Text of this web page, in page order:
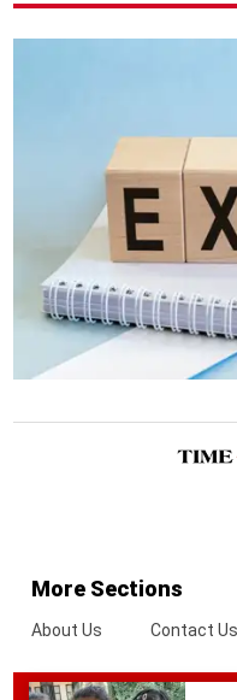
More Sections
About Us Contact Us